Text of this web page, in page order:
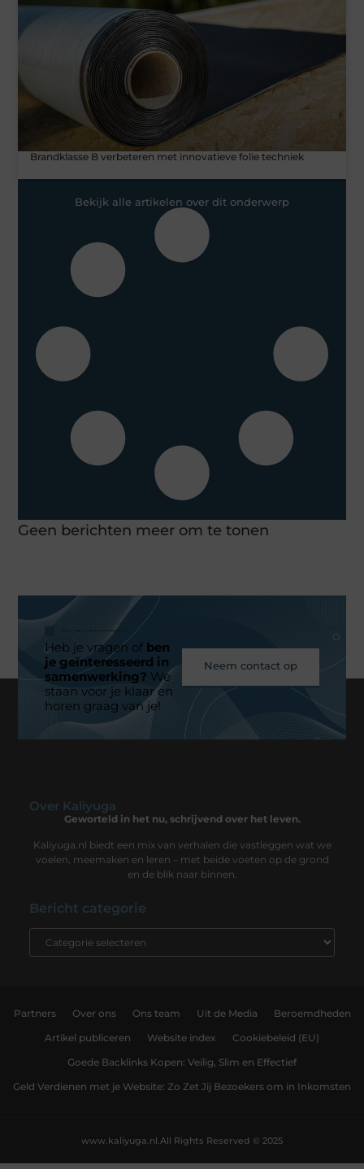
Brandklasse B verbeteren met innovatieve folie techniek
Bekijk alle artikelen over dit onderwerp
Geen berichten meer om te tonen
Heb je vragen ofben
je geïnteresseerd in
samenwerking? We
staan voor je klaar en
horen graag van je!
Neem contact op
Over Kaliyuga
Geworteld in het nu, schrijvend over het leven.
Kaliyuga.nl biedt een mix van verhalen die vastleggen wat we
voelen, meemaken en leren – met beide voeten op de grond
en de blik naar binnen.
Bericht categorie
Partners Over ons Ons team Uit de Media Beroemdheden
Artikel publiceren Website index Cookiebeleid (EU)
Goede Backlinks Kopen: Veilig, Slim en Effectief
Geld Verdienen met je Website: Zo Zet Jij Bezoekers om in Inkomsten
All Rights Reserved © 2025
www.kaliyuga.nl.